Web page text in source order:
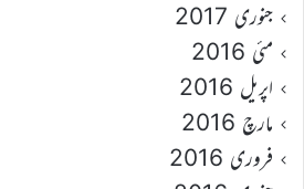
جنوری 2017
مئی 2016
اپریل 2016
مارچ 2016
فروری 2016